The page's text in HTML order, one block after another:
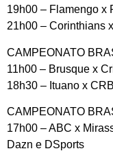
19h00 – Flamengo x
21h00 – Corinthians
CAMPEONATO
11h00 – Brusque x
18h30 – Ituano x
CAMPEONATO
17h00 – ABC x
Dazn e DSports